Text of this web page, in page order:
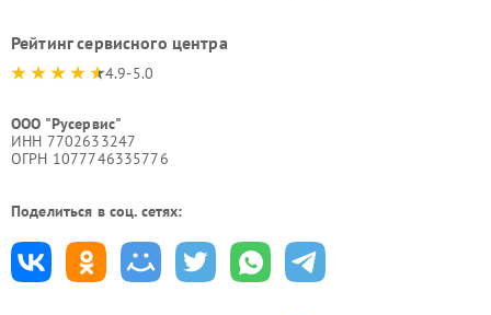
Рейтинг сервисного центра
4.9-5.0
ООО "Русервис"
ИНН 7702633247
ОГРН 1077746335776
Поделиться в соц. сетях: